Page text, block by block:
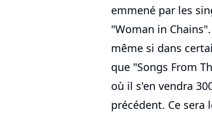
emmené par les
"Woman in
même si dans
que "Songs From
où il s'en vendra
précédent. Ce